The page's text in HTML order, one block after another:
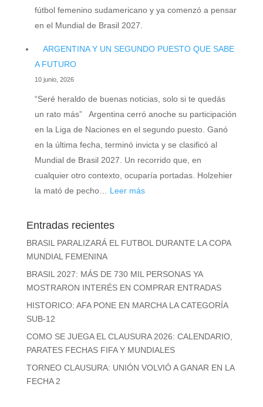
fútbol femenino sudamericano y ya comenzó a pensar
en el Mundial de Brasil 2027.
ARGENTINA Y UN SEGUNDO PUESTO QUE SABE
A FUTURO
10 junio, 2026
“Seré heraldo de buenas noticias, solo si te quedás
un rato más” Argentina cerró anoche su participación
en la Liga de Naciones en el segundo puesto. Ganó
en la última fecha, terminó invicta y se clasificó al
Mundial de Brasil 2027. Un recorrido que, en
cualquier otro contexto, ocuparía portadas. Holzehier
la mató de pecho… Leer más:
Entradas recientes
BRASIL PARALIZARÁ EL FUTBOL DURANTE LA COPA
MUNDIAL FEMENINA
BRASIL 2027: MÁS DE 730 MIL PERSONAS YA
MOSTRARON INTERÉS EN COMPRAR ENTRADAS
HISTORICO: AFA PONE EN MARCHA LA CATEGORÍA
SUB-12
COMO SE JUEGA EL CLAUSURA 2026: CALENDARIO,
PARATES FECHAS FIFA Y MUNDIALES
TORNEO CLAUSURA: UNIÓN VOLVIÓ A GANAR EN LA
FECHA 2